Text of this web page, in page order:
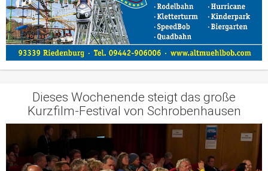
Dieses Wochenende steigt das große
Kurzfilm-Festival von Schrobenhausen